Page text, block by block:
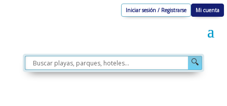
Iniciar sesión / Registrarse Mi cuenta
🔍